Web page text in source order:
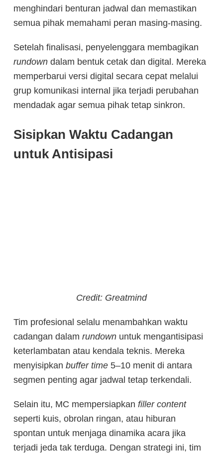
menghindari benturan jadwal dan memastikan
semua pihak memahami peran masing-masing.
Setelah finalisasi, penyelenggara membagikan
rundown dalam bentuk cetak dan digital. Mereka
memperbarui versi digital secara cepat melalui
grup komunikasi internal jika terjadi perubahan
mendadak agar semua pihak tetap sinkron.
Sisipkan Waktu Cadangan
untuk Antisipasi
Credit: Greatmind
Tim profesional selalu menambahkan waktu
cadangan dalam rundown untuk mengantisipasi
keterlambatan atau kendala teknis. Mereka
menyisipkan buffer time 5–10 menit di antara
segmen penting agar jadwal tetap terkendali.
Selain itu, MC mempersiapkan filler content
seperti kuis, obrolan ringan, atau hiburan
spontan untuk menjaga dinamika acara jika
terjadi jeda tak terduga. Dengan strategi ini, tim